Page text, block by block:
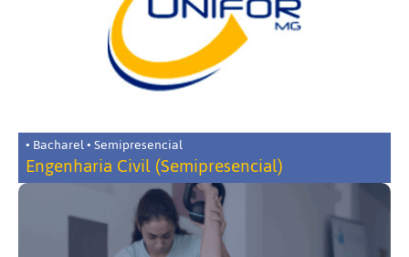
• Bacharel • Semipresencial
Engenharia Civil (Semipresencial)